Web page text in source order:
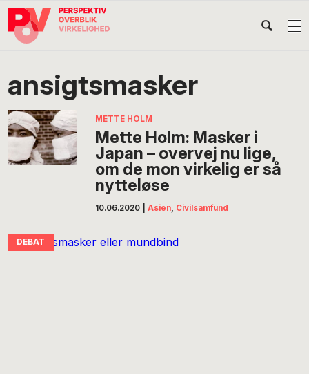
Gå
direkte
Skip
indhold
Gå
direkte
POV
International
ansigtsmasker
METTE HOLM
Mette Holm: Masker i
Japan – overvej nu lige,
om de mon virkelig er så
nytteløse
10.06.2020 Asien, Civilsamfund